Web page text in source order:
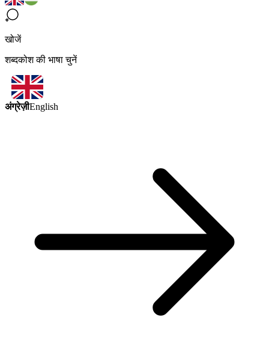
खोजें
शब्दकोश की भाषा चुनें
अंग्रेज़ीEnglish